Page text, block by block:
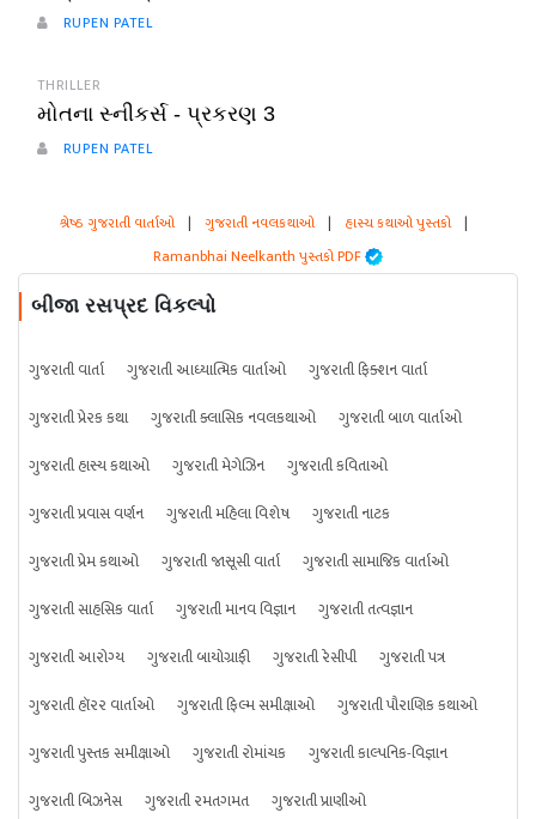
RUPEN PATEL
THRILLER
મોતના સ્નીકર્સ - પ્રકરણ 3
RUPEN PATEL
શ્રેષ્ઠ ગુજરાતી વાર્તાઓ | ગુજરાતી નવલકથાઓ | હાસ્ય કથાઓ પુસ્તકો |
Ramanbhai Neelkanth પુસ્તકો PDF
બીજા રસપ્રદ વિકલ્પો
ગુજરાતી વાર્તા ગુજરાતી આધ્યાત્મિક વાર્તાઓ
ગુજરાતી ફિક્શન વાર્તા
ગુજરાતી પ્રેરક કથા
ગુજરાતી ક્લાસિક નવલકથાઓ
ગુજરાતી બાળ વાર્તાઓ
ગુજરાતી હાસ્ય કથાઓ
ગુજરાતી મેગેઝિન
ગુજરાતી કવિતાઓ
ગુજરાતી પ્રવાસ વર્ણન
ગુજરાતી મહિલા વિશેષ
ગુજરાતી નાટક
ગુજરાતી પ્રેમ કથાઓ
ગુજરાતી જાસૂસી વાર્તા
ગુજરાતી સામાજિક વાર્તાઓ
ગુજરાતી સાહસિક વાર્તા
ગુજરાતી માનવ વિજ્ઞાન
ગુજરાતી તત્વજ્ઞાન
ગુજરાતી આરોગ્ય
ગુજરાતી બાયોગ્રાફી ગુજરાતી રેસીપી
ગુજરાતી પત્ર
ગુજરાતી હૉરર વાર્તાઓ
ગુજરાતી ફિલ્મ સમીક્ષાઓ
ગુજરાતી પૌરાણિક કથાઓ
ગુજરાતી પુસ્તક સમીક્ષાઓ
ગુજરાતી રોમાંચક
ગુજરાતી કાલ્પનિક-વિજ્ઞાન
ગુજરાતી બિઝનેસ
ગુજરાતી રમતગમત
ગુજરાતી પ્રાણીઓ